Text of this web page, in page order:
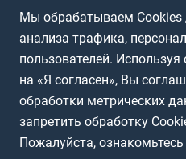
ПОДА-футбол
Футбольное двоеборье
Интерактивный
Политика
Полная
Мы обрабатываем Cookies
анализа трафика,
пользователей. Используя
на «Я согласен», Вы
обработки метрических
запретить обработку
Пожалуйста, ознакомьтесь